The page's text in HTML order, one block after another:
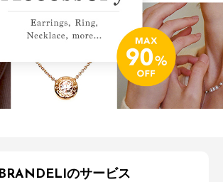
BRANDELIのサービス